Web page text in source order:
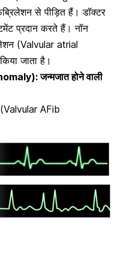
से पीड़ित हैं। डॉक्टर
प्रदान करते हैं। नॉन
(Valvular atrial
जाता है।
जन्मजात होने वाली
AFib